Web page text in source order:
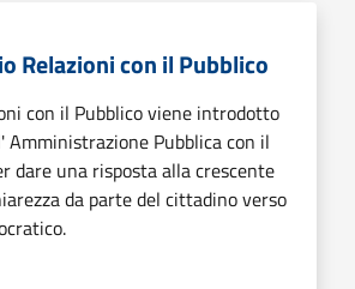
Relazioni con il Pubblico
con il Pubblico viene introdotto
Pubblica con il
dare una risposta alla crescente
da parte del cittadino verso